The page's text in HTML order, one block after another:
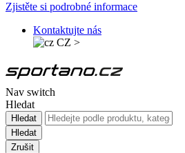
Zjistěte si podrobné informace
Kontaktujte nás
CZ >
Nav switch
Hledat
Hledat
Hledat
Zrušit